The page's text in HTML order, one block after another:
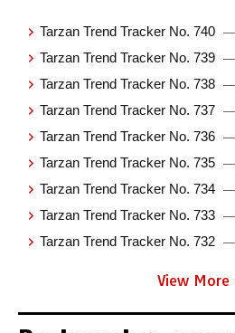
Tarzan Trend Tracker No. 740 —
Tarzan Trend Tracker No. 739 —
Tarzan Trend Tracker No. 738 —
Tarzan Trend Tracker No. 737 —
Tarzan Trend Tracker No. 736 —
Tarzan Trend Tracker No. 735 —
Tarzan Trend Tracker No. 734 —
Tarzan Trend Tracker No. 733 —
Tarzan Trend Tracker No. 732 —
View More